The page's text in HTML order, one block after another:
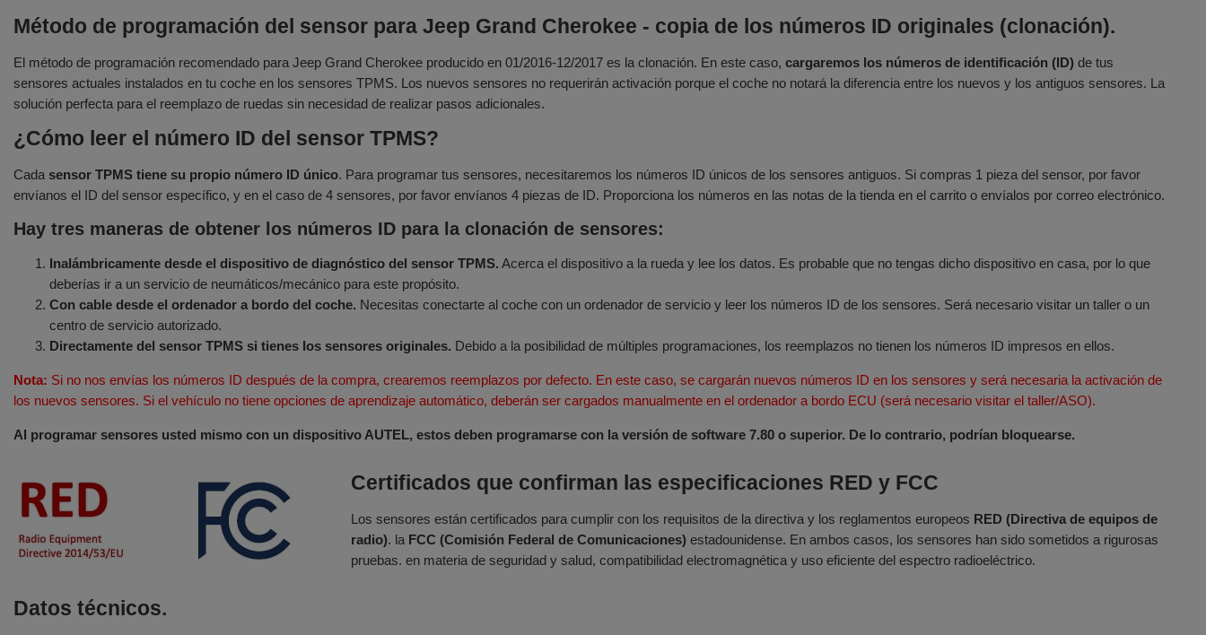
Método de programación del sensor para Jeep Grand Cherokee - copia de los números ID originales (clonación).
El método de programación recomendado para Jeep Grand Cherokee producido en 01/2016-12/2017 es la clonación. En este caso, cargaremos los números de identificación (ID) de tus
sensores actuales instalados en tu coche en los sensores TPMS. Los nuevos sensores no requerirán activación porque el coche no notará la diferencia entre los nuevos y los antiguos sensores. La
solución perfecta para el reemplazo de ruedas sin necesidad de realizar pasos adicionales.
¿Cómo leer el número ID del sensor TPMS?
Cada sensor TPMS tiene su propio número ID único. Para programar tus sensores, necesitaremos los números ID únicos de los sensores antiguos. Si compras 1 pieza del sensor, por favor
envíanos el ID del sensor específico, y en el caso de 4 sensores, por favor envíanos 4 piezas de ID. Proporciona los números en las notas de la tienda en el carrito o envíalos por correo electrónico.
Hay tres maneras de obtener los números ID para la clonación de sensores:
Inalámbricamente desde el dispositivo de diagnóstico del sensor TPMS. Acerca el dispositivo a la rueda y lee los datos. Es probable que no tengas dicho dispositivo en casa, por lo que
deberías ir a un servicio de neumáticos/mecánico para este propósito.
Con cable desde el ordenador a bordo del coche. Necesitas conectarte al coche con un ordenador de servicio y leer los números ID de los sensores. Será necesario visitar un taller o un
centro de servicio autorizado.
Directamente del sensor TPMS si tienes los sensores originales. Debido a la posibilidad de múltiples programaciones, los reemplazos no tienen los números ID impresos en ellos.
Nota: Si no nos envías los números ID después de la compra, crearemos reemplazos por defecto. En este caso, se cargarán nuevos números ID en los sensores y será necesaria la activación de
los nuevos sensores. Si el vehículo no tiene opciones de aprendizaje automático, deberán ser cargados manualmente en el ordenador a bordo ECU (será necesario visitar el taller/ASO).
Al programar sensores usted mismo con un dispositivo AUTEL, estos deben programarse con la versión de software 7.80 o superior. De lo contrario, podrían bloquearse.
Certificados que confirman las especificaciones RED y FCC
Los sensores están certificados para cumplir con los requisitos de la directiva y los reglamentos europeos RED (Directiva de equipos de
radio). la FCC (Comisión Federal de Comunicaciones) estadounidense. En ambos casos, los sensores han sido sometidos a rigurosas
pruebas. en materia de seguridad y salud, compatibilidad electromagnética y uso eficiente del espectro radioeléctrico.
Datos técnicos.